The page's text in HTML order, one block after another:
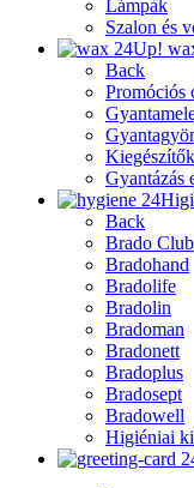
Lámpák
Szalon és
Up!
Back
Promóciós
Gyantázás
Back
Brado Club
Bradohand
Bradolife
Bradolin
Bradoman
Bradonett
Bradoplus
Bradosept
Bradowell
Higiéniai